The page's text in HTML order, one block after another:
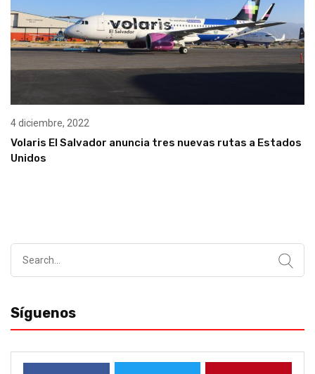
4 diciembre, 2022
Volaris El Salvador anuncia tres nuevas rutas a Estados
Unidos
Síguenos